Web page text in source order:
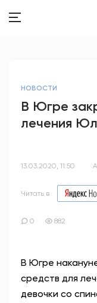
НОВОСТИ
В Югре
лечения
13.03.2020, 11:50
Читать в
0 882
В Югре
средств для
девочки со